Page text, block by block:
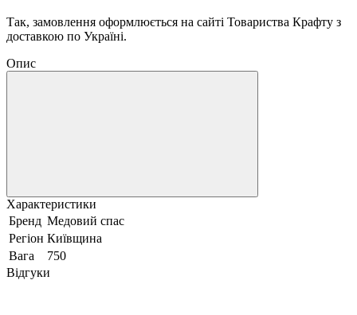
Так, замовлення оформлюється на сайті Товариства Крафту з
доставкою по Україні.
Опис
Характеристики
Бренд Медовий спас
Регіон Київщина
Вага
750
Відгуки